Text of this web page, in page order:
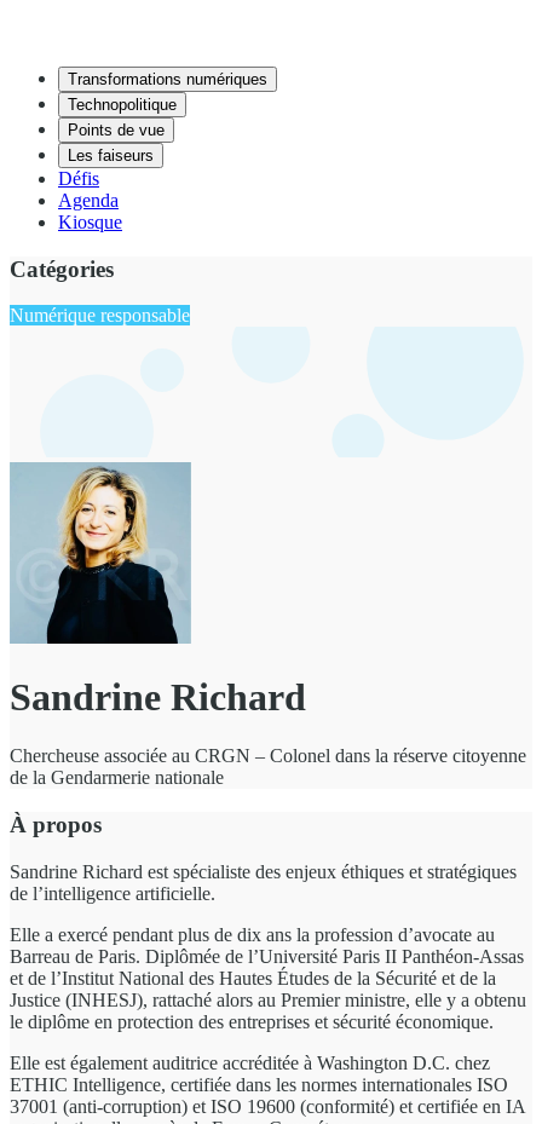
Transformations numériques
Technopolitique
Points de vue
Les faiseurs
Défis
Agenda
Kiosque
Catégories
Numérique responsable
Sandrine Richard
Chercheuse associée au CRGN – Colonel dans la réserve citoyenne
de la Gendarmerie nationale
À propos
Sandrine Richard est spécialiste des enjeux éthiques et stratégiques
de l’intelligence artificielle.
Elle a exercé pendant plus de dix ans la profession d’avocate au
Barreau de Paris. Diplômée de l’Université Paris II Panthéon-Assas
et de l’Institut National des Hautes Études de la Sécurité et de la
Justice (INHESJ), rattaché alors au Premier ministre, elle y a obtenu
le diplôme en protection des entreprises et sécurité économique.
Elle est également auditrice accréditée à Washington D.C. chez
ETHIC Intelligence, certifiée dans les normes internationales ISO
37001 (anti-corruption) et ISO 19600 (conformité) et certifiée en IA